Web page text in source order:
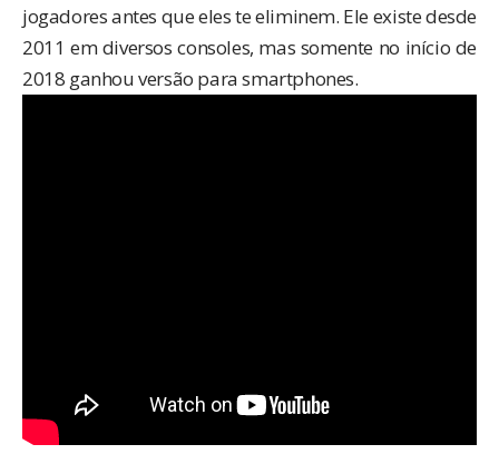
jogadores antes que eles te eliminem. Ele existe desde
2011 em diversos consoles, mas somente no início de
2018 ganhou versão para smartphones.